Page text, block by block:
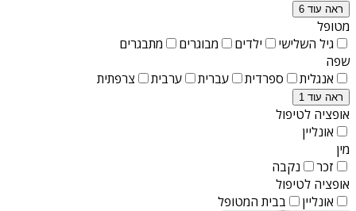
ראה עוד 6
מטופל
גיל השלישי
ילדים מבוגרים
מתבגרים
שפה
אנגלית
ספרדית עברית ערבית צרפתית
ראה עוד 1
אופציה לטיפול
אונליין
מין
זכר
נקבה
אופציה לטיפול
אונליין
בבית המטופל